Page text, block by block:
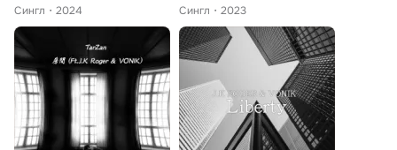
Сингл
2024
Сингл
2023